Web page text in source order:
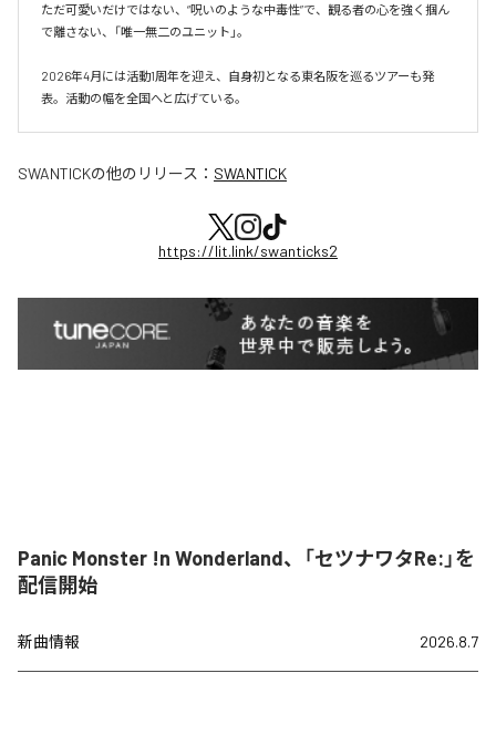
ただ可愛いだけではない、“呪いのような中毒性”で、観る者の心を強く掴ん
で離さない、「唯一無二のユニット」。
2026年4月には活動1周年を迎え、自身初となる東名阪を巡るツアーも発
表。活動の幅を全国へと広げている。
SWANTICKの他のリリース： SWANTICK
https://lit.link/swanticks2
Panic Monster !n Wonderland、「セツナワタRe:」を
配信開始
新曲情報 2026.8.7